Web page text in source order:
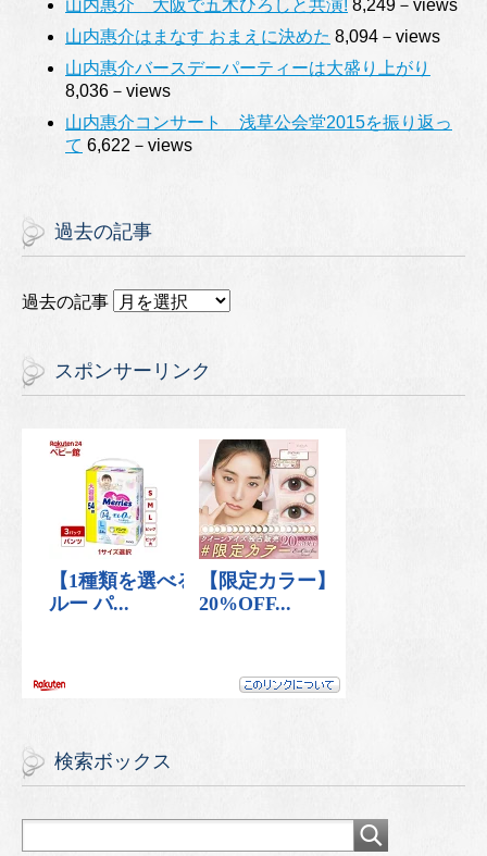
山内惠介 大阪で五木ひろしと共演! 8,249－views
山内惠介はまなす おまえに決めた 8,094－views
山内惠介バースデーパーティーは大盛り上がり
8,036－views
山内惠介コンサート 浅草公会堂2015を振り返っ
て 6,622－views
過去の記事
過去の記事
スポンサーリンク
検索ボックス